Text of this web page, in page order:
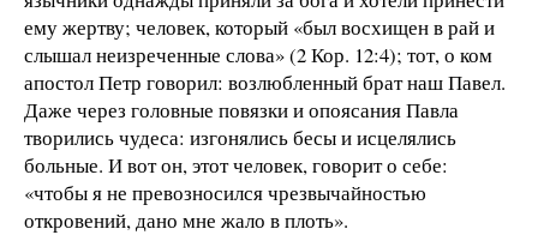
ему жертву; человек, который «был восхищен в рай и
слышал неизреченные слова» (2 Кор. 12:4); тот, о ком
апостол Петр говорил: возлюбленный брат наш Павел.
Даже через головные повязки и опоясания Павла
творились чудеса: изгонялись бесы и исцелялись
больные. И вот он, этот человек, говорит о себе:
«чтобы я не превозносился чрезвычайностью
откровений, дано мне жало в плоть».